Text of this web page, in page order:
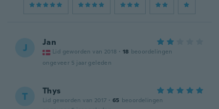
J Jan
Lid geworden van 2018 · 18 beoordelingen
ongeveer 5 jaar geleden
T Thys
Lid geworden van 2017 · 65 beoordelingen